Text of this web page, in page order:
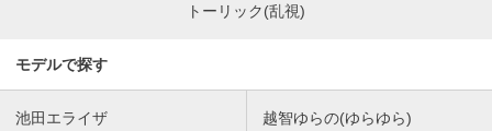
トーリック(乱視)
モデルで探す
池田エライザ 越智ゆらの(ゆらゆら)